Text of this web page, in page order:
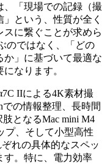
、「現場での記録（撮
という、性質が全く
に繋ぐことが求めら
のではなく、「どの
か」に基づいて最適な
なります。
IIによる4K素材撮
での情報整理、長時間
となるMac mini M4
プ、そして小型高性
れの具体的なスペッ
す。特に、電力効率